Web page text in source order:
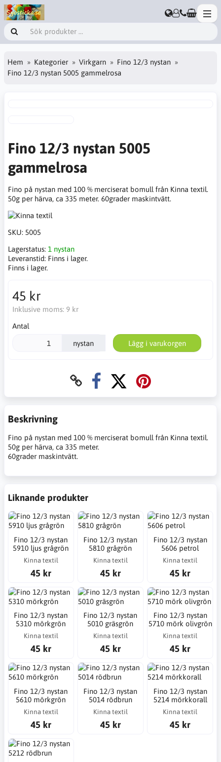
Hem Kategorier Virkgarn
Fino 12/3 nystan
Fino 12/3 nystan 5005 gammelrosa
Fino 12/3 nystan 5005
gammelrosa
Fino på nystan med 100 % merciserat bomull från Kinna textil.
50g per härva, ca 335 meter. 60grader maskintvätt.
SKU: 5005
Lagerstatus: 1 nystan
Leveranstid: Finns i lager.
Finns i lager.
45 kr
Inklusive moms: 9 kr
Antal
nystan Lägg i varukorgen
Beskrivning
Fino på nystan med 100 % merciserat bomull från Kinna textil.
50g per härva, ca 335 meter.
60grader maskintvätt.
Liknande produkter
Fino 12/3 nystan
5910 ljus grågrön
Kinna textil
45 kr
Fino 12/3 nystan
5810 grågrön
Kinna textil
45 kr
Fino 12/3 nystan
5606 petrol
Kinna textil
45 kr
Fino 12/3 nystan
5310 mörkgrön
Kinna textil
45 kr
Fino 12/3 nystan
5010 gräsgrön
Kinna textil
45 kr
Fino 12/3 nystan
5710 mörk olivgrön
Kinna textil
45 kr
Fino 12/3 nystan
5610 mörkgrön
Kinna textil
45 kr
Fino 12/3 nystan
5014 rödbrun
Kinna textil
45 kr
Fino 12/3 nystan
5214 mörkkorall
Kinna textil
45 kr